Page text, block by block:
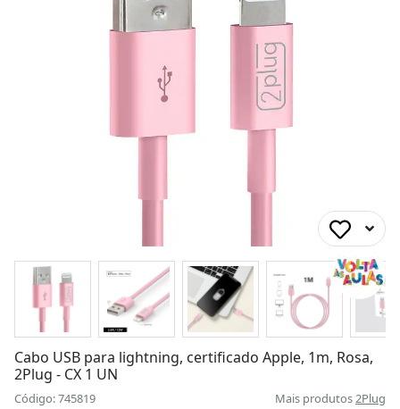
Cabo USB para lightning, certificado Apple, 1m, Rosa,
2Plug - CX 1 UN
Código: 745819 Mais produtos2Plug